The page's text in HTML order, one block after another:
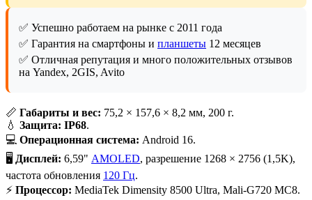
✅ Успешно работаем на рынке с 2011 года
✅ Гарантия на смартфоны и планшеты 12 месяцев
✅ Отличная репутация и много положительных отзывов
на Yandex, 2GIS, Avito
📏 Габариты и вес: 75,2 × 157,6 × 8,2 мм, 200 г.
💧 Защита: IP68.
💻 Операционная система: Android 16.
🖥 Дисплей: 6,59" AMOLED, разрешение 1268 × 2756 (1,5K),
частота обновления 120 Гц.
⚡ Процессор: MediaTek Dimensity 8500 Ultra, Mali-G720 MC8.